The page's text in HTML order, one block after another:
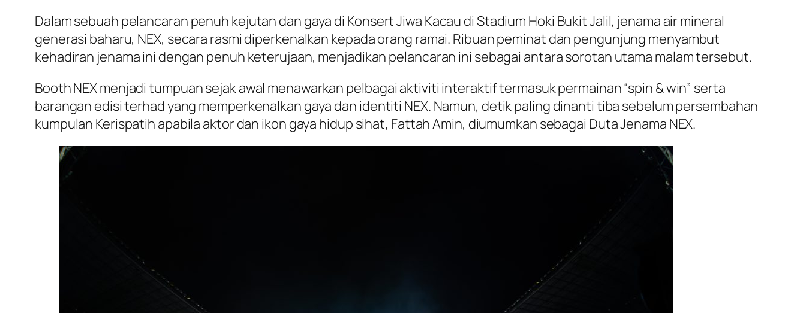
Dalam sebuah pelancaran penuh kejutan dan gaya di Konsert Jiwa Kacau di Stadium Hoki Bukit Jalil, jenama air mineral
generasi baharu, NEX, secara rasmi diperkenalkan kepada orang ramai. Ribuan peminat dan pengunjung menyambut
kehadiran jenama ini dengan penuh keterujaan, menjadikan pelancaran ini sebagai antara sorotan utama malam tersebut.
Booth NEX menjadi tumpuan sejak awal menawarkan pelbagai aktiviti interaktif termasuk permainan “spin & win” serta
barangan edisi terhad yang memperkenalkan gaya dan identiti NEX. Namun, detik paling dinanti tiba sebelum persembahan
kumpulan Kerispatih apabila aktor dan ikon gaya hidup sihat, Fattah Amin, diumumkan sebagai Duta Jenama NEX.